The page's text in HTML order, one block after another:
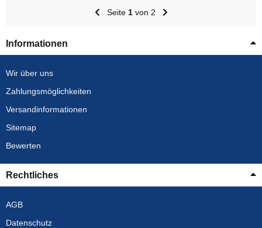
Seite 1von 2
Informationen
Wir über uns
Zahlungsmöglichkeiten
Versandinformationen
Sitemap
Bewerten
Rechtliches
AGB
Datenschutz